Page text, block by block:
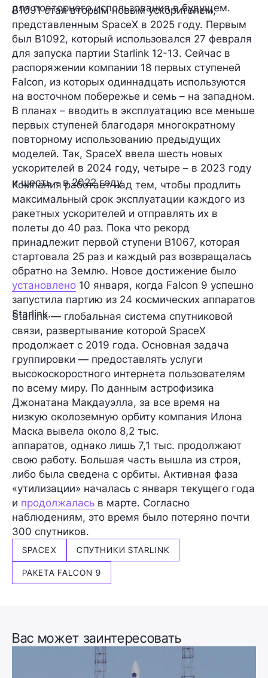
для повторного использования в будущем.
B1091 стал вторым новым ускорителем,
представленным SpaceX в 2025 году. Первым
был B1092, который использовался 27 февраля
для запуска партии Starlink 12-13. Сейчас в
распоряжении компании 18 первых ступеней
Falcon, из которых одиннадцать используются
на восточном побережье и семь – на западном.
В планах – вводить в эксплуатацию все меньше
первых ступеней благодаря многократному
повторному использованию предыдущих
моделей. Так, SpaceX ввела шесть новых
ускорителей в 2024 году, четыре – в 2023 году
и шесть – в 2022 году.
Компания работает над тем, чтобы продлить
максимальный срок эксплуатации каждого из
ракетных ускорителей и отправлять их в
полеты до 40 раз. Пока что рекорд
принадлежит первой ступени B1067, которая
стартовала 25 раз и каждый раз возвращалась
обратно на Землю. Новое достижение было
установлено 10 января, когда Falcon 9 успешно
запустила партию из 24 космических аппаратов
Starlink.
Starlink— глобальная система спутниковой
связи, развертывание которой SpaceX
продолжает с 2019 года. Основная задача
группировки — предоставлять услуги
высокоскоростного интернета пользователям
по всему миру. По данным астрофизика
Джонатана Макдауэлла, за все время на
низкую околоземную орбиту компания Илона
Маска вывела около 8,2 тыс.
аппаратов, однако лишь 7,1 тыс. продолжают
свою работу. Большая часть вышла из строя,
либо была сведена с орбиты. Активная фаза
«утилизации» началась с января текущего года
и продолжалась в марте. Согласно
наблюдениям, это время было потеряно почти
300 спутников.
SPACEX СПУТНИКИ STARLINK
РАКЕТА FALCON 9
Вас может заинтересовать